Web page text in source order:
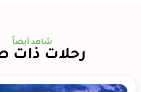
شاهد أيضاً
رحلات ذات